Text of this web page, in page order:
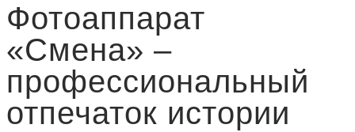
Фотоаппарат
«Смена» –
профессиональный
отпечаток истории